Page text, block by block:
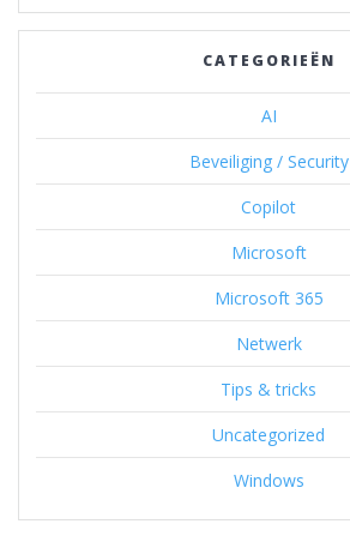
CATEGORIEËN
AI
Beveiliging / Security
Copilot
Microsoft
Microsoft 365
Netwerk
Tips & tricks
Uncategorized
Windows